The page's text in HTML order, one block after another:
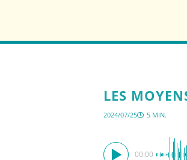
LES
2024/07/25 5 MIN.
00:00